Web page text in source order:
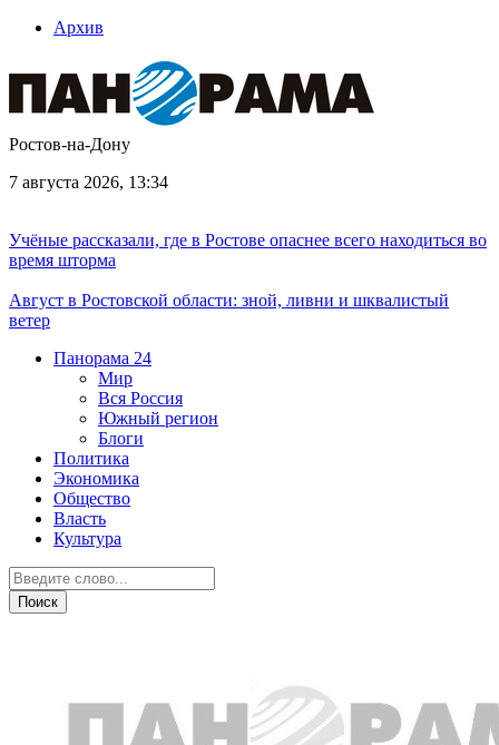
Архив
Ростов-на-Дону
7 августа 2026, 13:34
Учёные рассказали, где в Ростове опаснее всего находиться во
время шторма
Август в Ростовской области: зной, ливни и шквалистый
ветер
Панорама 24
Мир
Вся Россия
Южный регион
Блоги
Политика
Экономика
Общество
Власть
Культура